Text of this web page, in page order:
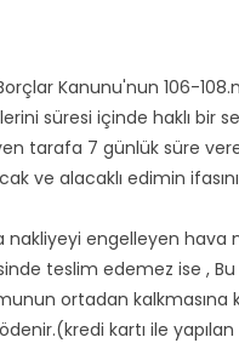
Kanunu'nun 106-
süresi içinde haklı bir
tarafa 7 günlük süre
alacaklı edimin
engelleyen hava
teslim edemez ise , Bu
ortadan kalkmasına
kartı ile